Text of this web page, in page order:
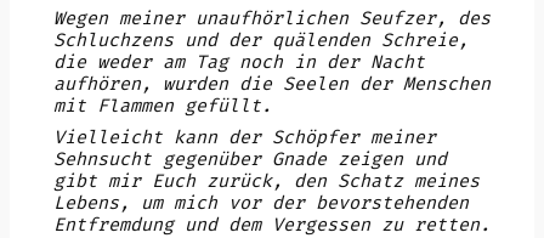
Wegen meiner unaufhörlichen Seufzer, des
Schluchzens und der quälenden Schreie,
die weder am Tag noch in der Nacht
aufhören, wurden die Seelen der Menschen
mit Flammen gefüllt.
Vielleicht kann der Schöpfer meiner
Sehnsucht gegenüber Gnade zeigen und
gibt mir Euch zurück, den Schatz meines
Lebens, um mich vor der bevorstehenden
Entfremdung und dem Vergessen zu retten.